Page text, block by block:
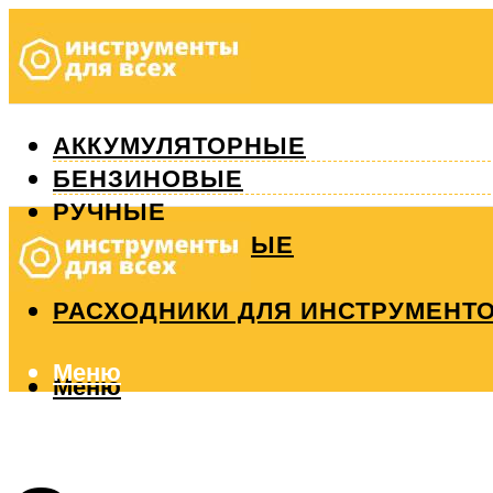
АККУМУЛЯТОРНЫЕ
БЕНЗИНОВЫЕ
РУЧНЫЕ
ИЗМЕРИТЕЛЬНЫЕ
РЕМОНТ
РАСХОДНИКИ ДЛЯ
Меню
Меню